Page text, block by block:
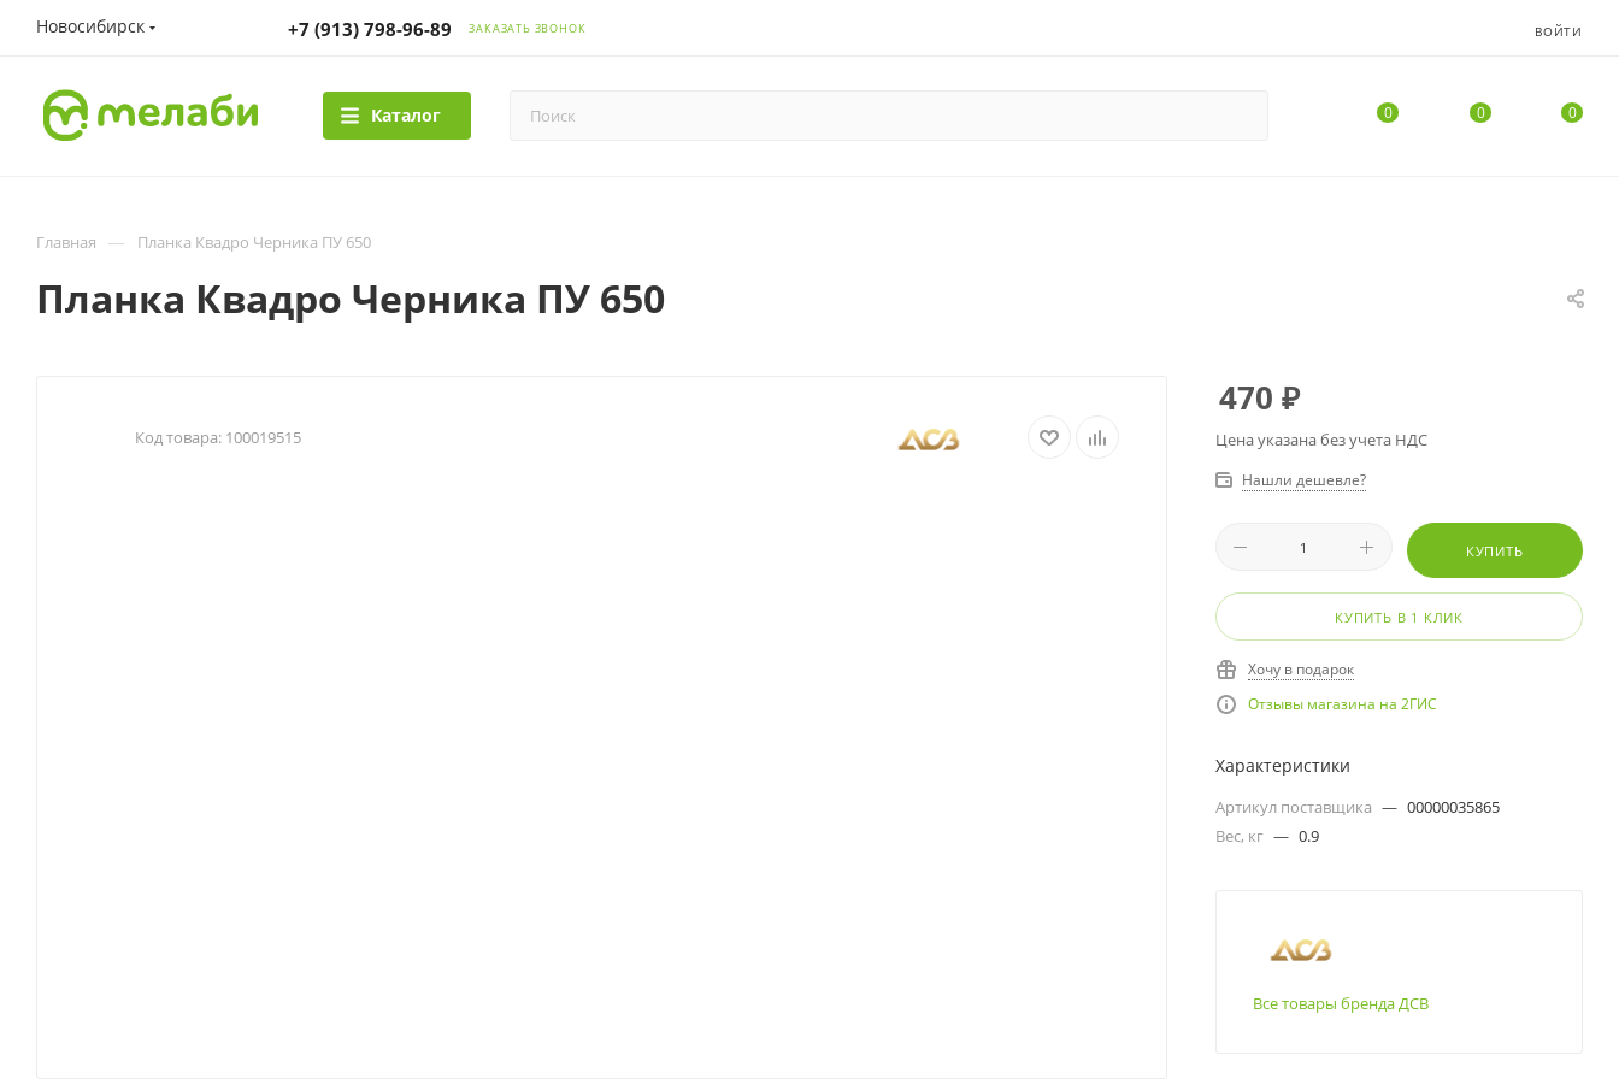
Новосибирск +7 (913) 798-96-89 ЗАКАЗАТЬ ЗВОНОК ВОЙТИ
Каталог 0 0 0
Главная — Планка Квадро Черника ПУ 650
Планка Квадро Черника ПУ 650
Код товара: 100019515
470 ₽
Цена указана без учета НДС
Нашли дешевле?
КУПИТЬ
КУПИТЬ В 1 КЛИК
Хочу в подарок
Отзывы магазина на 2ГИС
Характеристики
Артикул поставщика — 00000035865
Вес, кг — 0.9
Все товары бренда ДСВ